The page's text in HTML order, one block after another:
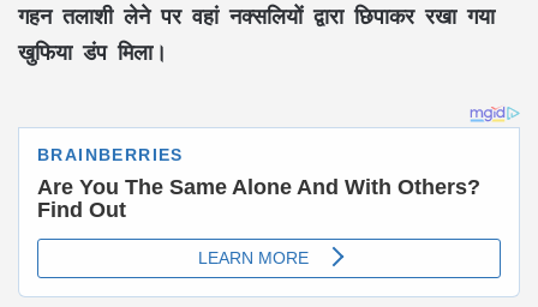
गहन तलाशी लेने पर वहां नक्सलियों द्वारा छिपाकर रखा गया
खुफिया डंप मिला।